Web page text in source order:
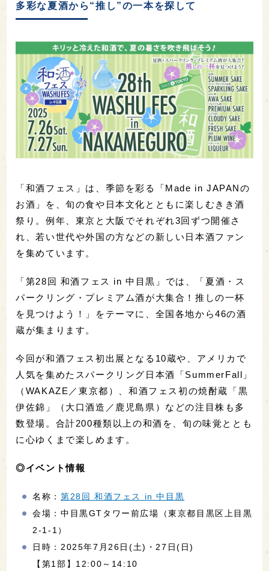
多彩な夏酒から“推し”の一本を探して
「和酒フェス」は、季節を彩る「Made in JAPANの
お酒」を、旬の食や日本文化とともに楽しむきき酒
祭り。例年、東京と大阪でそれぞれ3回ずつ開催さ
れ、若い世代や外国の方などの新しい日本酒ファン
を集めています。
「第28回 和酒フェス in 中目黒」では、「夏酒・ス
パークリング・プレミアム酒が大集合！推しの一杯
を見つけよう！」をテーマに、全国各地から46の酒
蔵が集まります。
今回が和酒フェス初出展となる10蔵や、アメリカで
人気を集めたスパークリング日本酒「SummerFall」
（WAKAZE／東京都）、和酒フェス初の焼酎蔵「黒
伊佐錦」（大口酒造／鹿児島県）などの注目株も多
数登場。合計200種類以上の和酒を、旬の味覚ととも
に心ゆくまで楽しめます。
◎イベント情報
名称：第28回 和酒フェス in 中目黒
会場：中目黒GTタワー前広場（東京都目黒区上目黒
2-1-1）
日時：2025年7月26日(土)・27日(日)
【第1部】12:00～14:10